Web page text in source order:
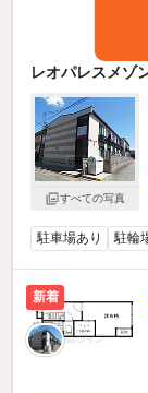
レオパレスメゾ
すべての写真
駐車場あり
駐輪
新着